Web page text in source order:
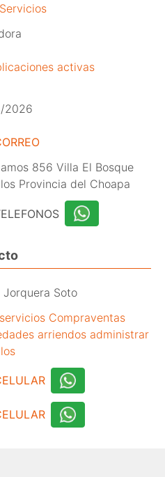
activas
2026
856 Villa El Bosque
Provincia del Choapa
Jorquera Soto
Compraventas
arriendos administrar